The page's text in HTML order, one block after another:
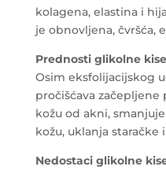
kolagena, elastina i
je obnovljena, čvršća,
Prednosti glikolne
Osim eksfolijacijskog
pročišćava začepljene
kožu od akni,
kožu, uklanja staračke
Nedostaci glikolne